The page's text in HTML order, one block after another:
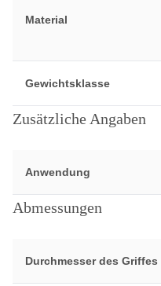
Material
Gewichtsklasse
Zusätzliche Angaben
Anwendung
Abmessungen
Durchmesser des Griffes